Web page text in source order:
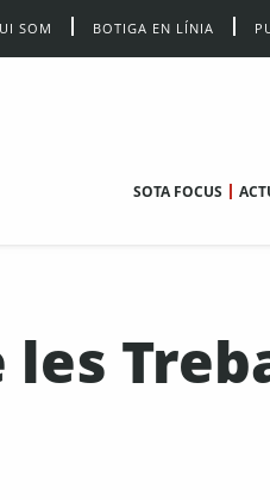
SOM BOTIGA EN LÍNIA
SOTA FOCUS